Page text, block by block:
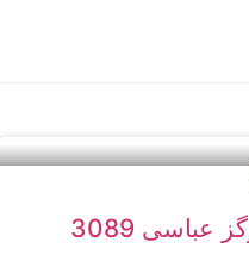
3089